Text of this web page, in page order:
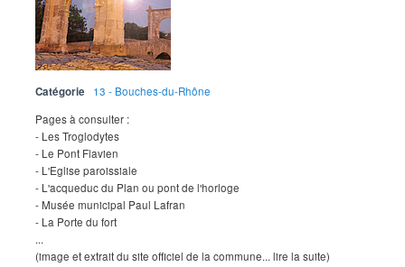
Catégorie
13 - Bouches-du-Rhône
Pages à consulter :
- Les Troglodytes
- Le Pont Flavien
- L'Eglise paroissiale
- L'acqueduc du Plan ou pont de l'horloge
- Musée municipal Paul Lafran
- La Porte du fort
...
(image et extrait du site officiel de la commune... lire la suite)